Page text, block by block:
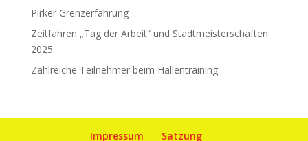
Pirker Grenzerfahrung
Zeitfahren „Tag der Arbeit“ und Stadtmeisterschaften
2025
Zahlreiche Teilnehmer beim Hallentraining
Impressum Satzung